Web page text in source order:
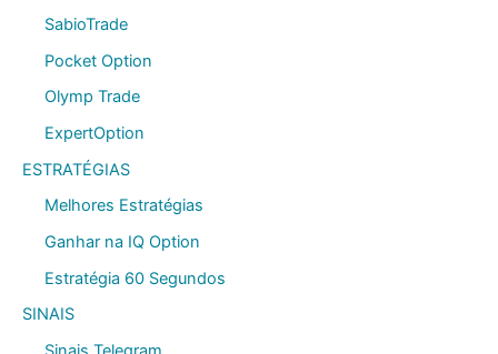
SabioTrade
Pocket Option
Olymp Trade
ExpertOption
ESTRATÉGIAS
Melhores Estratégias
Ganhar na IQ Option
Estratégia 60 Segundos
SINAIS